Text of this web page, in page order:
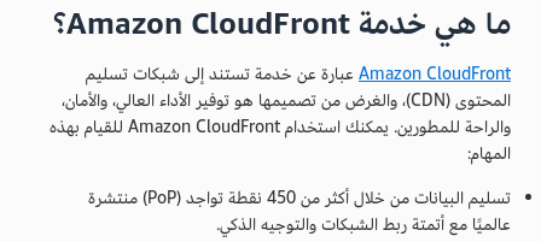
ما هي خدمة Amazon CloudFront؟
Amazon CloudFront عبارة عن خدمة تستند إلى شبكات تسليم
المحتوى (CDN)، والغرض من تصميمها هو توفير الأداء العالي، والأمان،
والراحة للمطورين. يمكنك استخدام Amazon CloudFront للقيام بهذه
المهام:
تسليم البيانات من خلال أكثر من 450 نقطة تواجد (PoP) منتشرة
عالميًا مع أتمتة ربط الشبكات والتوجيه الذكي.